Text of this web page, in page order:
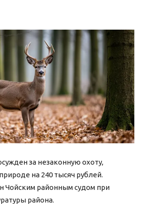
за незаконную охоту,
на 240 тысяч рублей.
Чойским районным судом при
района.